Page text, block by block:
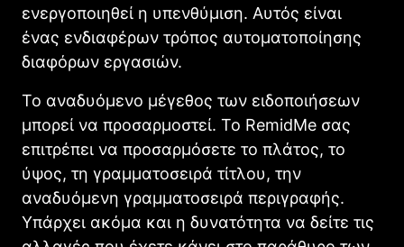
ενεργοποιηθεί η υπενθύμιση. Αυτός είναι
ένας ενδιαφέρων τρόπος αυτοματοποίησης
διαφόρων εργασιών.
Το αναδυόμενο μέγεθος των ειδοποιήσεων
μπορεί να προσαρμοστεί. Το RemidMe σας
επιτρέπει να προσαρμόσετε το πλάτος, το
ύψος, τη γραμματοσειρά τίτλου, την
αναδυόμενη γραμματοσειρά περιγραφής.
Υπάρχει ακόμα και η δυνατότητα να δείτε τις